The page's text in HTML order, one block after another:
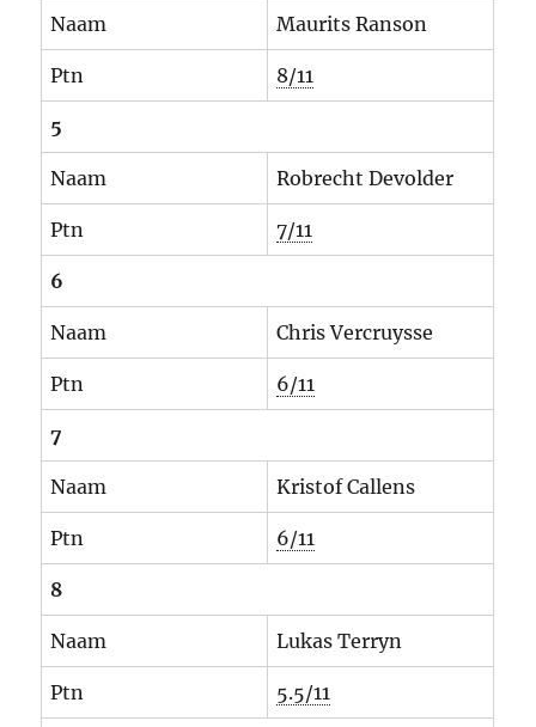
Naam Maurits Ranson
Ptn 8/11
5
Naam Robrecht Devolder
Ptn 7/11
6
Naam Chris Vercruysse
Ptn 6/11
7
Naam Kristof Callens
Ptn 6/11
8
Naam Lukas Terryn
Ptn 5.5/11